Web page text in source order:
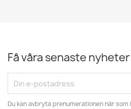
Få våra senaste
Du kan avbryta prenumerationen när